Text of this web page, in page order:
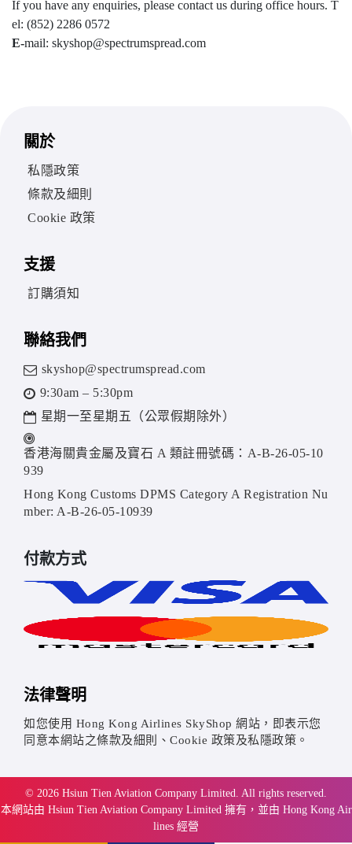
If you have any enquiries, please contact us during office hours. T
el: (852) 2286 0572
E-mail: skyshop@spectrumspread.com
關於
私隱政策
條款及細則
Cookie 政策
支援
訂購須知
聯絡我們
skyshop@spectrumspread.com
9:30am – 5:30pm
星期一至星期五（公眾假期除外）
香港海關貴金屬及寶石 A 類註冊號碼：A-B-26-05-10
939
Hong Kong Customs DPMS Category A Registration Nu
mber: A-B-26-05-10939
付款方式
法律聲明
如您使用 Hong Kong Airlines SkyShop 網站，即表示您
同意本網站之條款及細則、Cookie 政策及私隱政策。
© 2026 Hsiun Tien Aviation Company Limited. All rights reserved.
本網站由 Hsiun Tien Aviation Company Limited 擁有，並由 Hong Kong Air
lines 經營